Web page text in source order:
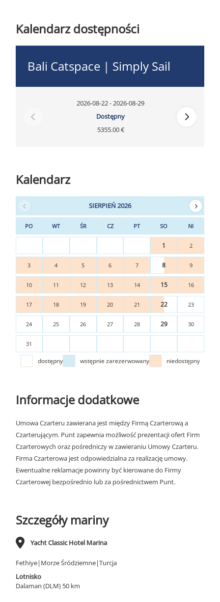
Kalendarz dostępności
Bali Catspace | Simply Sail
2026-08-22 - 2026-08-29
Dostępny
5355.00 €
Kalendarz
SIERPIEŃ 2026
PO WT ŚR CZ PT SO NI
1 2
3 4 5 6 7 8 9
10 11 12 13 14 15 16
17 18 19 20 21 22 23
24 25 26 27 28 29 30
31
dostępny wstępnie zarezerwowany niedostępny
Informacje dodatkowe
Umowa Czarteru zawierana jest między Firmą Czarterową a
Czarterującym. Punt zapewnia możliwość prezentacji ofert Firm
Czarterowych oraz pośredniczy w zawieraniu Umowy Czarteru.
Firma Czarterowa jest odpowiedzialna za realizację umowy.
Ewentualne reklamacje powinny być kierowane do Firmy
Czarterowej bezpośrednio lub za pośrednictwem Punt.
Szczegóły mariny
Yacht Classic Hotel Marina
Fethiye|Morze Śródziemne|Turcja
Lotnisko
Dalaman (DLM) 50 km